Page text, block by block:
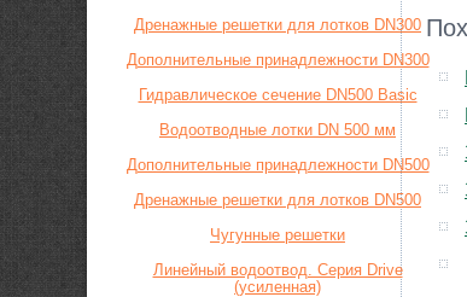
Дренажные решетки для лотков DN300
Дополнительные принадлежности DN300
Гидравлическое сечение DN500 Basic
Водоотводные лотки DN 500 мм
Дополнительные принадлежности DN500
Дренажные решетки для лотков DN500
Чугунные решетки
Линейный водоотвод. Серия Drive
(усиленная)